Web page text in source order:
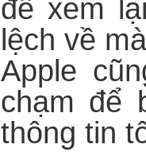
để xem
lệch về
Apple
chạm để
thông tin